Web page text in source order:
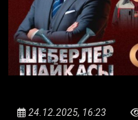
24.12.2025, 16:23